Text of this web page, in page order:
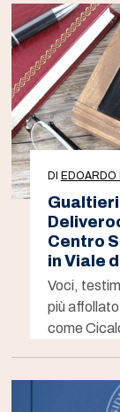
DI EDOARDO
Centro
in Viale
Voci,
più
come